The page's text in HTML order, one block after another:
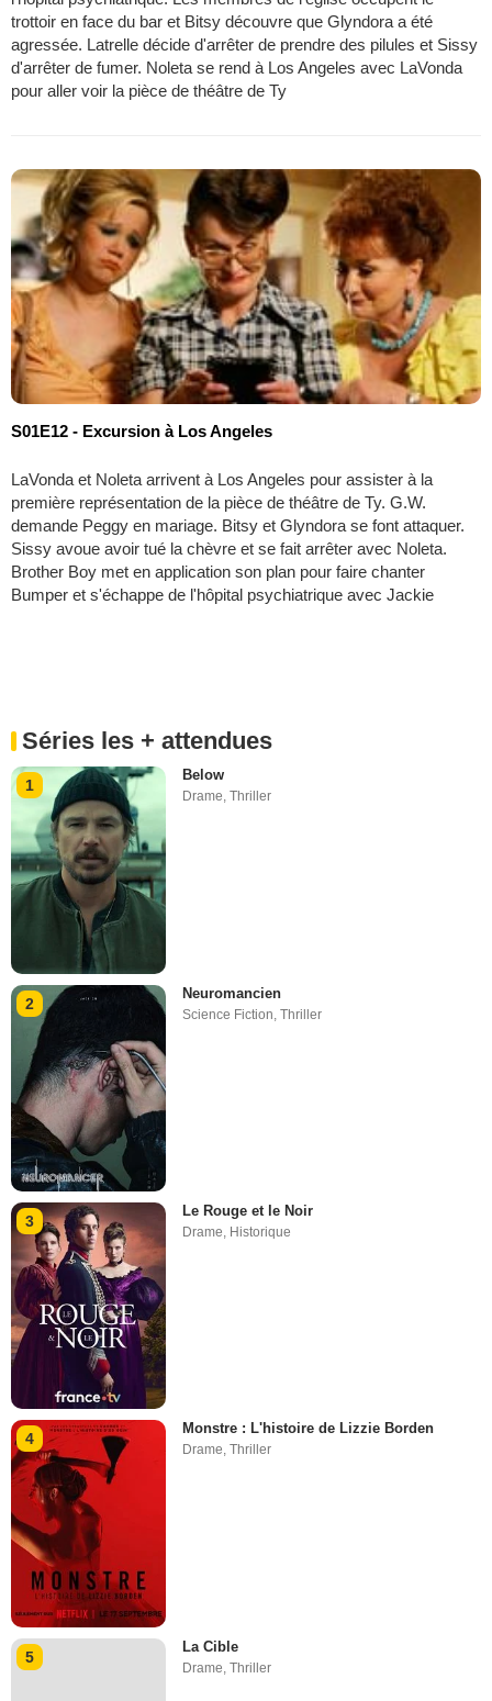
trottoir en face du bar et Bitsy découvre que Glyndora a été
agressée. Latrelle décide d'arrêter de prendre des pilules et Sissy
d'arrêter de fumer. Noleta se rend à Los Angeles avec LaVonda
pour aller voir la pièce de théâtre de Ty
S01E12 - Excursion à Los Angeles
LaVonda et Noleta arrivent à Los Angeles pour assister à la
première représentation de la pièce de théâtre de Ty. G.W.
demande Peggy en mariage. Bitsy et Glyndora se font attaquer.
Sissy avoue avoir tué la chèvre et se fait arrêter avec Noleta.
Brother Boy met en application son plan pour faire chanter
Bumper et s'échappe de l'hôpital psychiatrique avec Jackie
Séries les + attendues
1
Below
Drame,Thriller
2
Neuromancien
Science Fiction ,Thriller
3
Le Rouge et le Noir
Drame, Historique
4
Monstre : L'histoire de Lizzie Borden
Drame,Thriller
5
La Cible
Drame ,Thriller